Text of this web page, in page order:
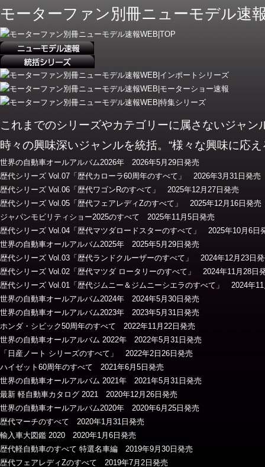
モーターファン別冊ニューモデル速
これまでのシリーズやカテゴリーに属さないジャ
時々の興味深いジャンルを統括。“様々な興味に応
世界の自動車オールアルバム2026年 2026年5月29日発売
歴代シリーズ Vol.07「歴代カローラ60周年のすべて」 2026年3月31日発売
歴代シリーズ Vol.06「歴代ワゴンRのすべて」 2025年12月27日発売
歴代シリーズ Vol.05「歴代フェアレディZのすべて」 2025年12月16日発売
ジャパンモビリティショー2025のすべて 2025年11月5日発売
歴代シリーズ Vol.04「歴代マツダロードスターのすべて」 2025年10月6日
世界の自動車オールアルバム2025年 2025年5月29日発売
歴代シリーズ Vol.03「歴代ランドクルーザーのすべて」 2024年12月23日
歴代シリーズ Vol.02「歴代マツダ ロータリーのすべて」 2024年11月28日
歴代シリーズ Vol.01「歴代ジムニー＆ジムニーシエラのすべて」 2024年
世界の自動車オールアルバム2024年 2024年5月30日発売
世界の自動車オールアルバム2023年 2023年5月31日発売
ホンダ・シビック50周年のすべて 2022年11月22日発売
世界の自動車オールアルバム 2022年 2022年5月31日発売
「日産ノート シリーズのすべて」 2022年2日26日発売
ハイゼット60周年のすべて 2021年6月5日発売
世界の自動車オールアルバム 2021年 2021年5月31日発売
最新 軽自動車カタログ 2021 2020年12月26日発売
世界の自動車オールアルバム2020年 2020年6月25日発売
歴代マーチのすべて 2020年1月31日発売
輸入車大図鑑 2020 2020年1月6日発売
歴代軽自動車のすべて 特選名車編 2019年9月30日発売
歴代フェアレディZのすべて 2019年7月2日発売